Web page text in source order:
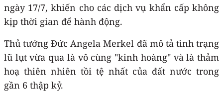
ngày 17/7, khiến cho các dịch vụ khẩn cấp không
kịp thời gian để hành động.
Thủ tướng Đức Angela Merkel đã mô tả tình trạng
lũ lụt vừa qua là vô cùng "kinh hoàng" và là thảm
hoạ thiên nhiên tồi tệ nhất của đất nước trong
gần 6 thập kỷ.